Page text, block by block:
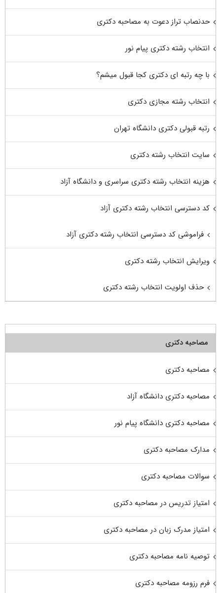
حدنصاب تراز دعوت به مصاحبه دکتری
انتخاب رشته دکتری پیام نور
با چه رتبه ای دکتری کجا قبول میشم؟
انتخاب رشته مجازی دکتری
رتبه قبولی دکتری دانشگاه تهران
سایت انتخاب رشته دکتری
هزینه انتخاب رشته دکتری سراسری و دانشگاه آزاد
کد دسترسی انتخاب رشته دکتری آزاد
فراموشی کد دسترسی انتخاب رشته دکتری آزاد
ویرایش انتخاب رشته دکتری
حذف اولویت انتخاب رشته دکتری
مصاحبه دکتری
مصاحبه دکتری
مصاحبه دکتری دانشگاه آزاد
مصاحبه دکتری دانشگاه پیام نور
مدارک مصاحبه دکتری
سوالات مصاحبه دکتری
امتیاز تدریس در مصاحبه دکتری
امتیاز مدرک زبان در مصاحبه دکتری
توصیه نامه مصاحبه دکتری
فرم رزومه مصاحبه دکتری